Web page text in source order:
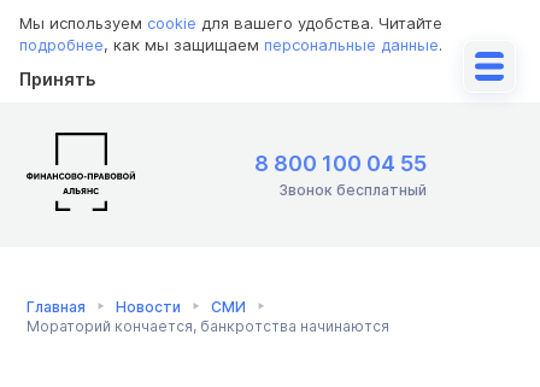
Мы используем cookie для вашего удобства. Читайте
подробнее, как мы защищаем персональные данные.
Принять
8 800 100 04 55
Звонок бесплатный
Главная Новости
СМИ
Мораторий кончается, банкротства начинаются